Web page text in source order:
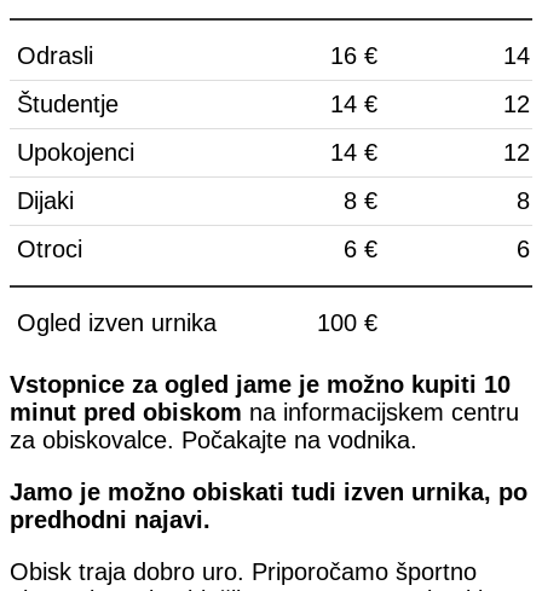
Odrasli 16 €
14
Študentje
14 €
12
Upokojenci
14 €
12
Dijaki
8 €
8
Otroci
6 € 6
Ogled izven urnika 100 €
Vstopnice za ogled jame je možno kupiti 10
minut pred obiskom na informacijskem centru
za obiskovalce. Počakajte na vodnika.
Jamo je možno obiskati tudi izven urnika, po
predhodni najavi.
Obisk traja dobro uro. Priporočamo športno